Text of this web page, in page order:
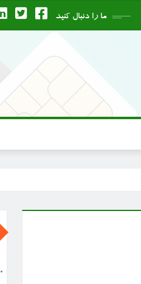
ما را دنبال کنید